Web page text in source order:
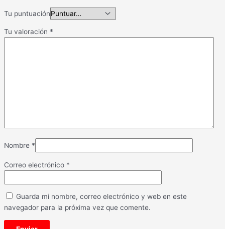
Tu puntuación
Tu valoración *
Nombre *
Correo electrónico *
Guarda mi nombre, correo electrónico y web en este
navegador para la próxima vez que comente.